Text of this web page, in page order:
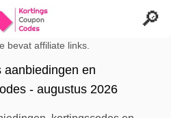
bevat affiliate links.
aanbiedingen en
- augustus 2026